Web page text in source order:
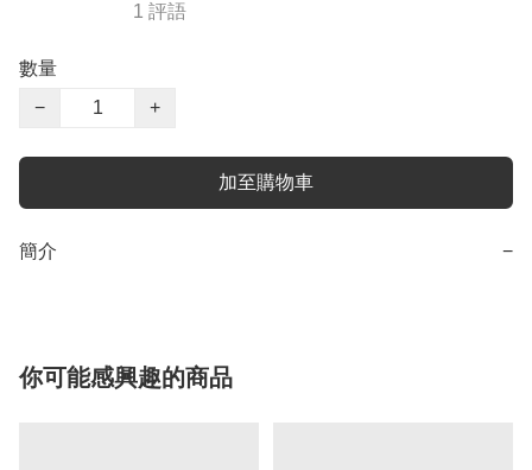
1 評語
數量
−
+
加至購物車
簡介 −
你可能感興趣的商品